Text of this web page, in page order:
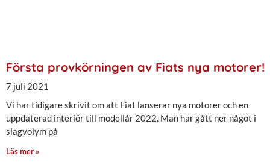
Första provkörningen av Fiats nya motorer!
7 juli 2021
Vi har tidigare skrivit om att Fiat lanserar nya motorer och en
uppdaterad interiör till modellår 2022. Man har gått ner något i
slagvolym på
Läs mer »